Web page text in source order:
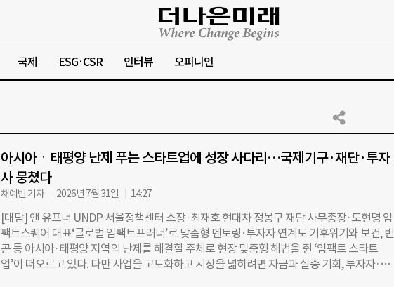
국제 ESG·CSR 인터뷰 오피니언
아시아ㆍ태평양 난제 푸는 스타트업에 성장 사다리…국제기구·재단·투자
사 뭉쳤다
채예빈 기자 2026년 7월 31일 14:27
[대담] 앤 유프너 UNDP 서울정책센터 소장·최재호 현대차 정몽구 재단 사무총장·도현명 임
팩트스퀘어 대표‘글로벌 임팩트프러너’로 맞춤형 멘토링·투자자 연계도 기후위기와 보건, 빈
곤 등 아시아·태평양 지역의 난제를 해결할 주체로 현장 맞춤형 해법을 쥔 ‘임팩트 스타트
업’이 떠오르고 있다. 다만 사업을 고도화하고 시장을 넓히려면 자금과 실증 기회, 투자자·기